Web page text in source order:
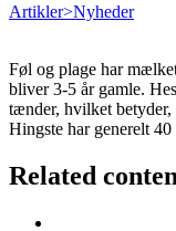
Artikler>Nyheder
Føl og plage har
bliver 3-5 år gamle.
tænder, hvilket betyder,
Hingste har generelt
Related